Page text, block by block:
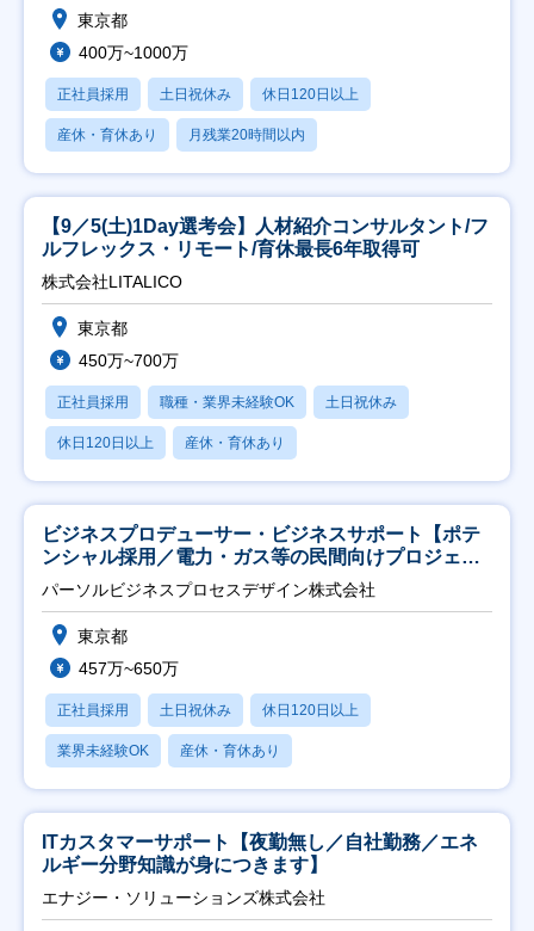
東京都
400万~1000万
正社員採用 土日祝休み 休日120日以上
産休・育休あり 月残業20時間以内
【9／5(土)1Day選考会】人材紹介コンサルタント/フ
ルフレックス・リモート/育休最長6年取得可
株式会社LITALICO
東京都
450万~700万
正社員採用 職種・業界未経験OK 土日祝休み
休日120日以上 産休・育休あり
ビジネスプロデューサー・ビジネスサポート【ポテ
ンシャル採用／電力・ガス等の民間向けプロジェク
ト推進】
パーソルビジネスプロセスデザイン株式会社
東京都
457万~650万
正社員採用 土日祝休み 休日120日以上
業界未経験OK 産休・育休あり
ITカスタマーサポート【夜勤無し／自社勤務／エネ
ルギー分野知識が身につきます】
エナジー・ソリューションズ株式会社